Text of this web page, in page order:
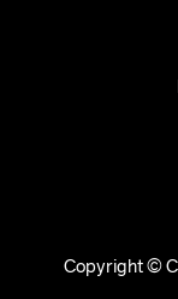
Copyright ©